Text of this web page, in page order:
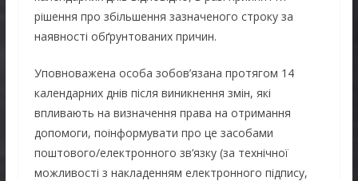
рішення про збільшення зазначеного строку за
наявності обґрунтованих причин.
Уповноважена особа зобов’язана протягом 14
календарних днів після виникнення змін, які
впливають на визначення права на отримання
допомоги, поінформувати про це засобами
поштового/електронного зв’язку (за технічної
можливості з накладенням електронного підпису,